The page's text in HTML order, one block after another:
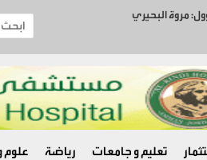
مروة البحيري
تعليم و جامعات رياضة علوم